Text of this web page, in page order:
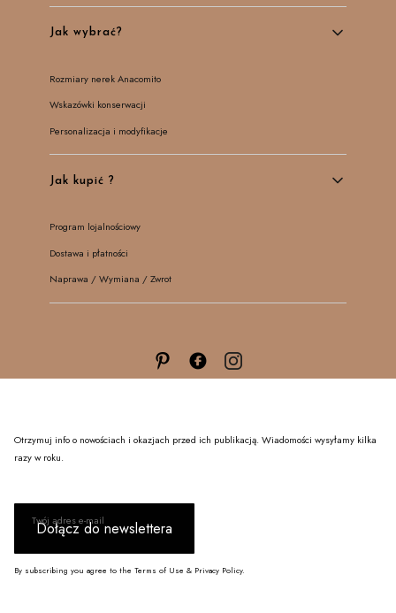
Jak wybrać?
Rozmiary nerek Anacomito
Wskazówki konserwacji
Personalizacja i modyfikacje
Jak kupić ?
Program lojalnościowy
Dostawa i płatności
Naprawa / Wymiana / Zwrot
Otrzymuj info o nowościach i okazjach przed ich publikacją. Wiadomości wysyłamy kilka
razy w roku.
Twój adres e-mail
Dołącz do newslettera
By subscribing you agree to the Terms of Use & Privacy Policy.